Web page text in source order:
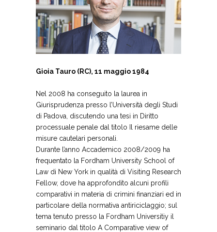
Gioia Tauro (RC), 11 maggio 1984
Nel 2008 ha conseguito la laurea in
Giurisprudenza presso l’Università degli Studi
di Padova, discutendo una tesi in Diritto
processuale penale dal titolo Il riesame delle
misure cautelari personali.
Durante l’anno Accademico 2008/2009 ha
frequentato la Fordham University School of
Law di New York in qualità di Visiting Research
Fellow, dove ha approfondito alcuni profili
comparativi in materia di crimini finanziari ed in
particolare della normativa antiriciclaggio; sul
tema tenuto presso la Fordham Universitiy il
seminario dal titolo A Comparative view of